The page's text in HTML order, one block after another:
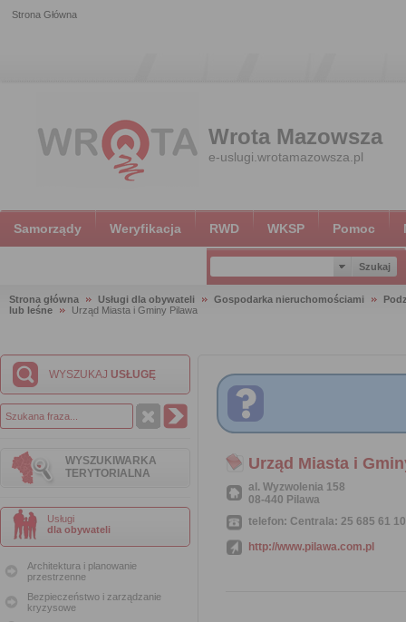
Strona Główna
Wrota Mazowsza
e-uslugi.wrotamazowsza.pl
Samorządy Weryfikacja RWD WKSP Pomoc
Strona główna Usługi dla obywateli Gospodarka nieruchomościami
lub leśne
Urząd Miasta i Gminy Pilawa
WYSZUKAJ USŁUGĘ
WYSZUKIWARKA
TERYTORIALNA
Usługi
dla obywateli
Architektura i planowanie
przestrzenne
Bezpieczeństwo i zarządzanie
kryzysowe
Urząd Miasta i
al. Wyzwolenia 158
08-440 Pilawa
telefon: Centrala: 25 685 61 10
http://www.pilawa.com.pl